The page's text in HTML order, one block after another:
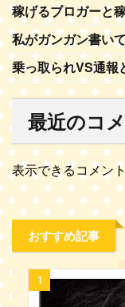
稼げるブロガーと
私がガンガン書い
乗っ取られVS通報
最近のコ
表示できるコメン
おすすめ記事
1